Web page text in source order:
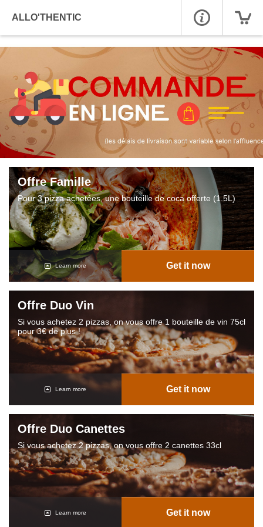
ALLO'THENTIC
Offre Famille
Pour 3 pizza achetées, une bouteille de coca offerte (1.5L)
Learn more Get it now
Offre Duo Vin
Si vous achetez 2 pizzas, on vous offre 1 bouteille de vin 75cl
pour 3€ de plus !
Learn more Get it now
Offre Duo Canettes
Si vous achetez 2 pizzas, on vous offre 2 canettes 33cl
Learn more Get it now